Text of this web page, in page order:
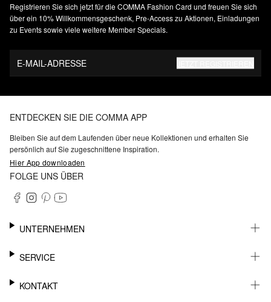
Registrieren Sie sich jetzt für die COMMA Fashion Card und freuen Sie sich
über ein 10% Willkommensgeschenk, Pre-Access zu Aktionen, Einladungen
zu Events sowie viele weitere Member Specials.
E-MAIL-ADRESSE
ENTDECKEN SIE DIE COMMA APP
Bleiben Sie auf dem Laufenden über neue Kollektionen und erhalten Sie
persönlich auf Sie zugeschnittene Inspiration.
Hier App downloaden
FOLGE UNS ÜBER
UNTERNEHMEN
KARRIERE
BARRIEREFREIHEIT
SERVICE
WHATSAPP
KONTAKT